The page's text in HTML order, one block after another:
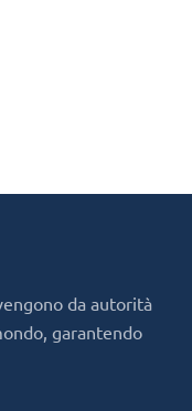
da autorità
garantendo